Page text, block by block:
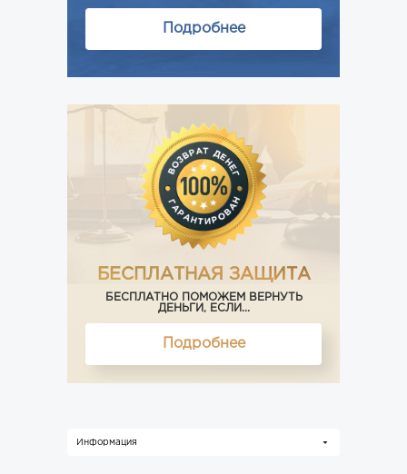
Подробнее
БЕСПЛАТНАЯ ЗАЩИТА
БЕСПЛАТНО ПОМОЖЕМ ВЕРНУТЬ
ДЕНЬГИ, ЕСЛИ...
Подробнее
Информация